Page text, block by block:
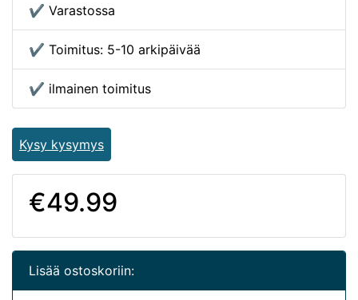
✔ Varastossa
✔ Toimitus: 5-10 arkipäivää
✔ ilmainen toimitus
Kysy kysymys
€49.99
Lisää ostoskoriin: